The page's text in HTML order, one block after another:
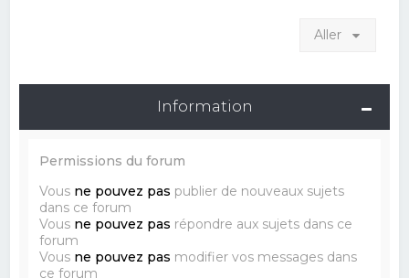
Aller
Information
Permissions du forum
Vous ne pouvez pas publier de nouveaux sujets
dans ce forum
Vous ne pouvez pas répondre aux sujets dans ce
forum
Vous ne pouvez pas modifier vos messages dans
ce forum